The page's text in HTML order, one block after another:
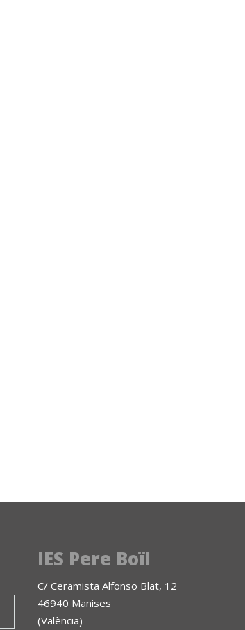
IES Pere Boïl
C/ Ceramista Alfonso Blat, 12
46940 Manises
(València)